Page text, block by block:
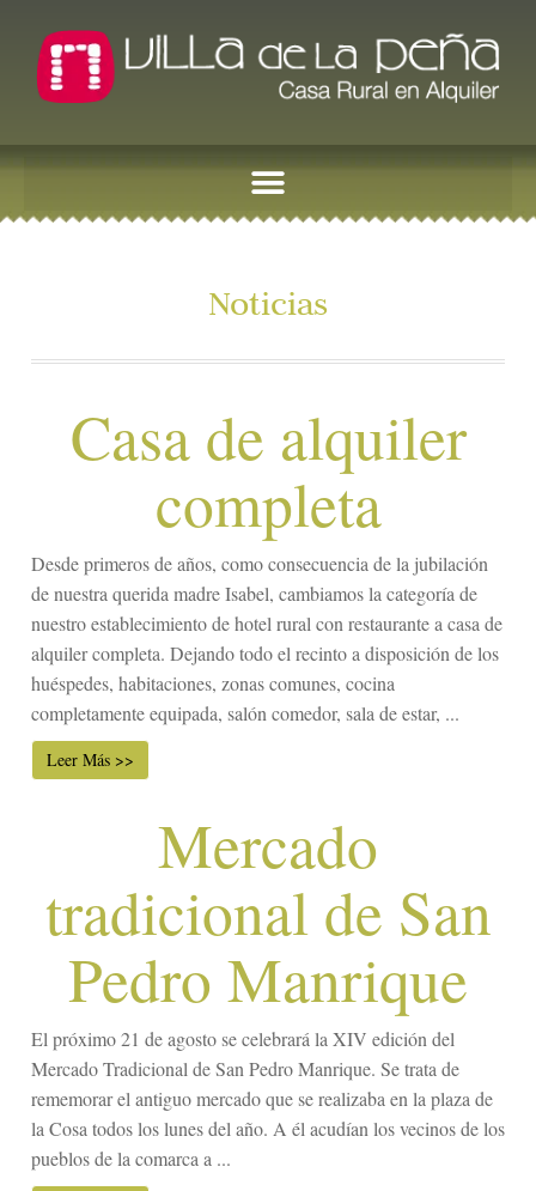
Noticias
Casa de alquiler
completa
Desde primeros de años, como consecuencia de la jubilación
de nuestra querida madre Isabel, cambiamos la categoría de
nuestro establecimiento de hotel rural con restaurante a casa de
alquiler completa. Dejando todo el recinto a disposición de los
huéspedes, habitaciones, zonas comunes, cocina
completamente equipada, salón comedor, sala de estar, ...
Leer Más >>
Mercado
tradicional de San
Pedro Manrique
El próximo 21 de agosto se celebrará la XIV edición del
Mercado Tradicional de San Pedro Manrique. Se trata de
rememorar el antiguo mercado que se realizaba en la plaza de
la Cosa todos los lunes del año. A él acudían los vecinos de los
pueblos de la comarca a ...